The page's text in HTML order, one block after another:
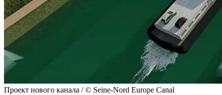
Проект нового канала / © Seine-Nord Europe Canal